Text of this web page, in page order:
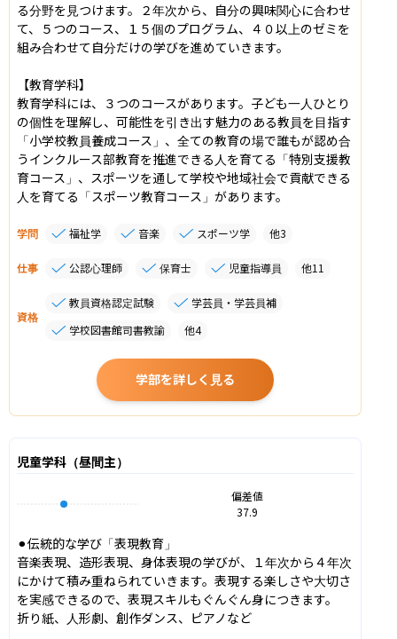
る分野を見つけます。２年次から、自分の興味関心に合わせ
て、５つのコース、１５個のプログラム、４０以上のゼミを
組み合わせて自分だけの学びを進めていきます。
【教育学科】
教育学科には、３つのコースがあります。子ども一人ひとり
の個性を理解し、可能性を引き出す魅力のある教員を目指す
「小学校教員養成コース」、全ての教育の場で誰もが認め合
うインクルース部教育を推進できる人を育てる「特別支援教
育コース」、スポーツを通して学校や地域社会で貢献できる
人を育てる「スポーツ教育コース」があります。
学問 福祉学 音楽 スポーツ学 他3
仕事 公認心理師 保育士 児童指導員 他11
資格
教員資格認定試験
学芸員・学芸員補
学校図書館司書教諭
他4
学部を詳しく見る
児童学科（昼間主）
偏差値
37.9
⚫︎伝統的な学び「表現教育」
音楽表現、造形表現、身体表現の学びが、１年次から４年次
にかけて積み重ねられていきます。表現する楽しさや大切さ
を実感できるので、表現スキルもぐんぐん身につきます。
折り紙、人形劇、創作ダンス、ピアノなど